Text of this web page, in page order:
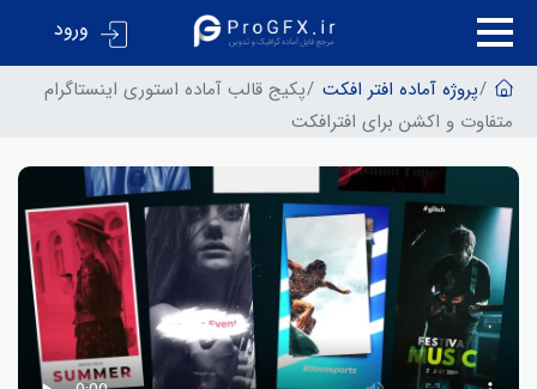
ورود
پروژه آماده افتر افکت
پکیج قالب آماده استوری اینستاگرام
متفاوت و اکشن برای افترافکت